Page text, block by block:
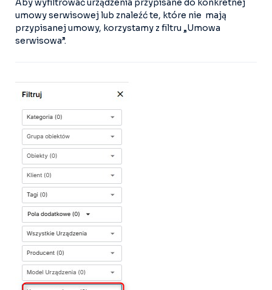
Aby wyfiltrować urządzenia przypisane do konkretnej
umowy serwisowej lub znaleźć te, które nie mają
przypisanej umowy, korzystamy z filtru „Umowa
serwisowa”.